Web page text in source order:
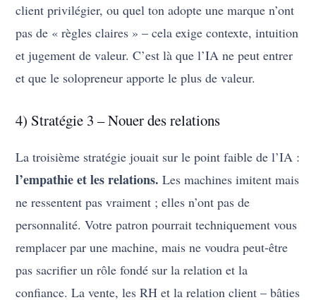
client privilégier, ou quel ton adopte une marque n’ont
pas de « règles claires » – cela exige contexte, intuition
et jugement de valeur. C’est là que l’IA ne peut entrer
et que le solopreneur apporte le plus de valeur.
4) Stratégie 3 – Nouer des relations
La troisième stratégie jouait sur le point faible de l’IA :
l’empathie et les relations. Les machines imitent mais
ne ressentent pas vraiment ; elles n’ont pas de
personnalité. Votre patron pourrait techniquement vous
remplacer par une machine, mais ne voudra peut-être
pas sacrifier un rôle fondé sur la relation et la
confiance. La vente, les RH et la relation client – bâties